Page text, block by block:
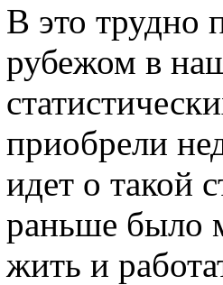
В это трудно
рубежом в
приобрели
идет о такой
раньше было
жить и